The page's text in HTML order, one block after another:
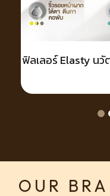
วัตกรรมเติมเต็มผิวมา
OUR